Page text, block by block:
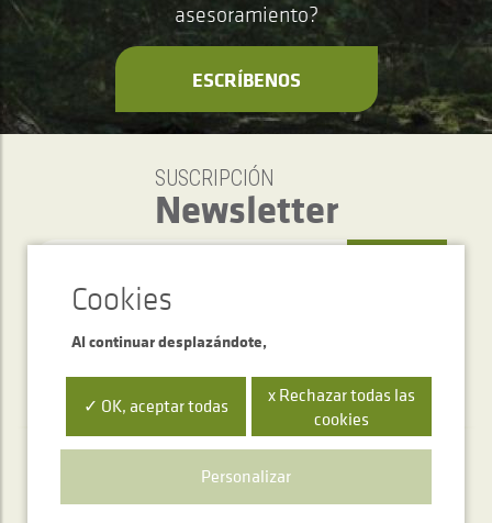
asesoramiento?
ESCRÍBENOS
SUSCRIPCIÓN
Newsletter
Servicio de atención telefónica
+34 948 563 511
Al continuar desplazándote,
✓ OK, aceptar todas
x Rechazar todas las
cookies
Personalizar